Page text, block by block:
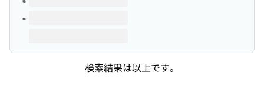
検索結果は以上です。